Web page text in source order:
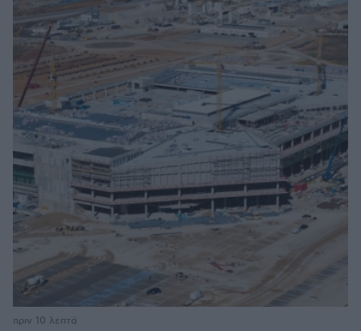
πριν 10 λεπτά